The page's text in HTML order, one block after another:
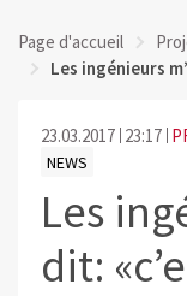
Page d'accueil
Les ingénieurs
23.03.2017 23:17
NEWS
Les
dit: